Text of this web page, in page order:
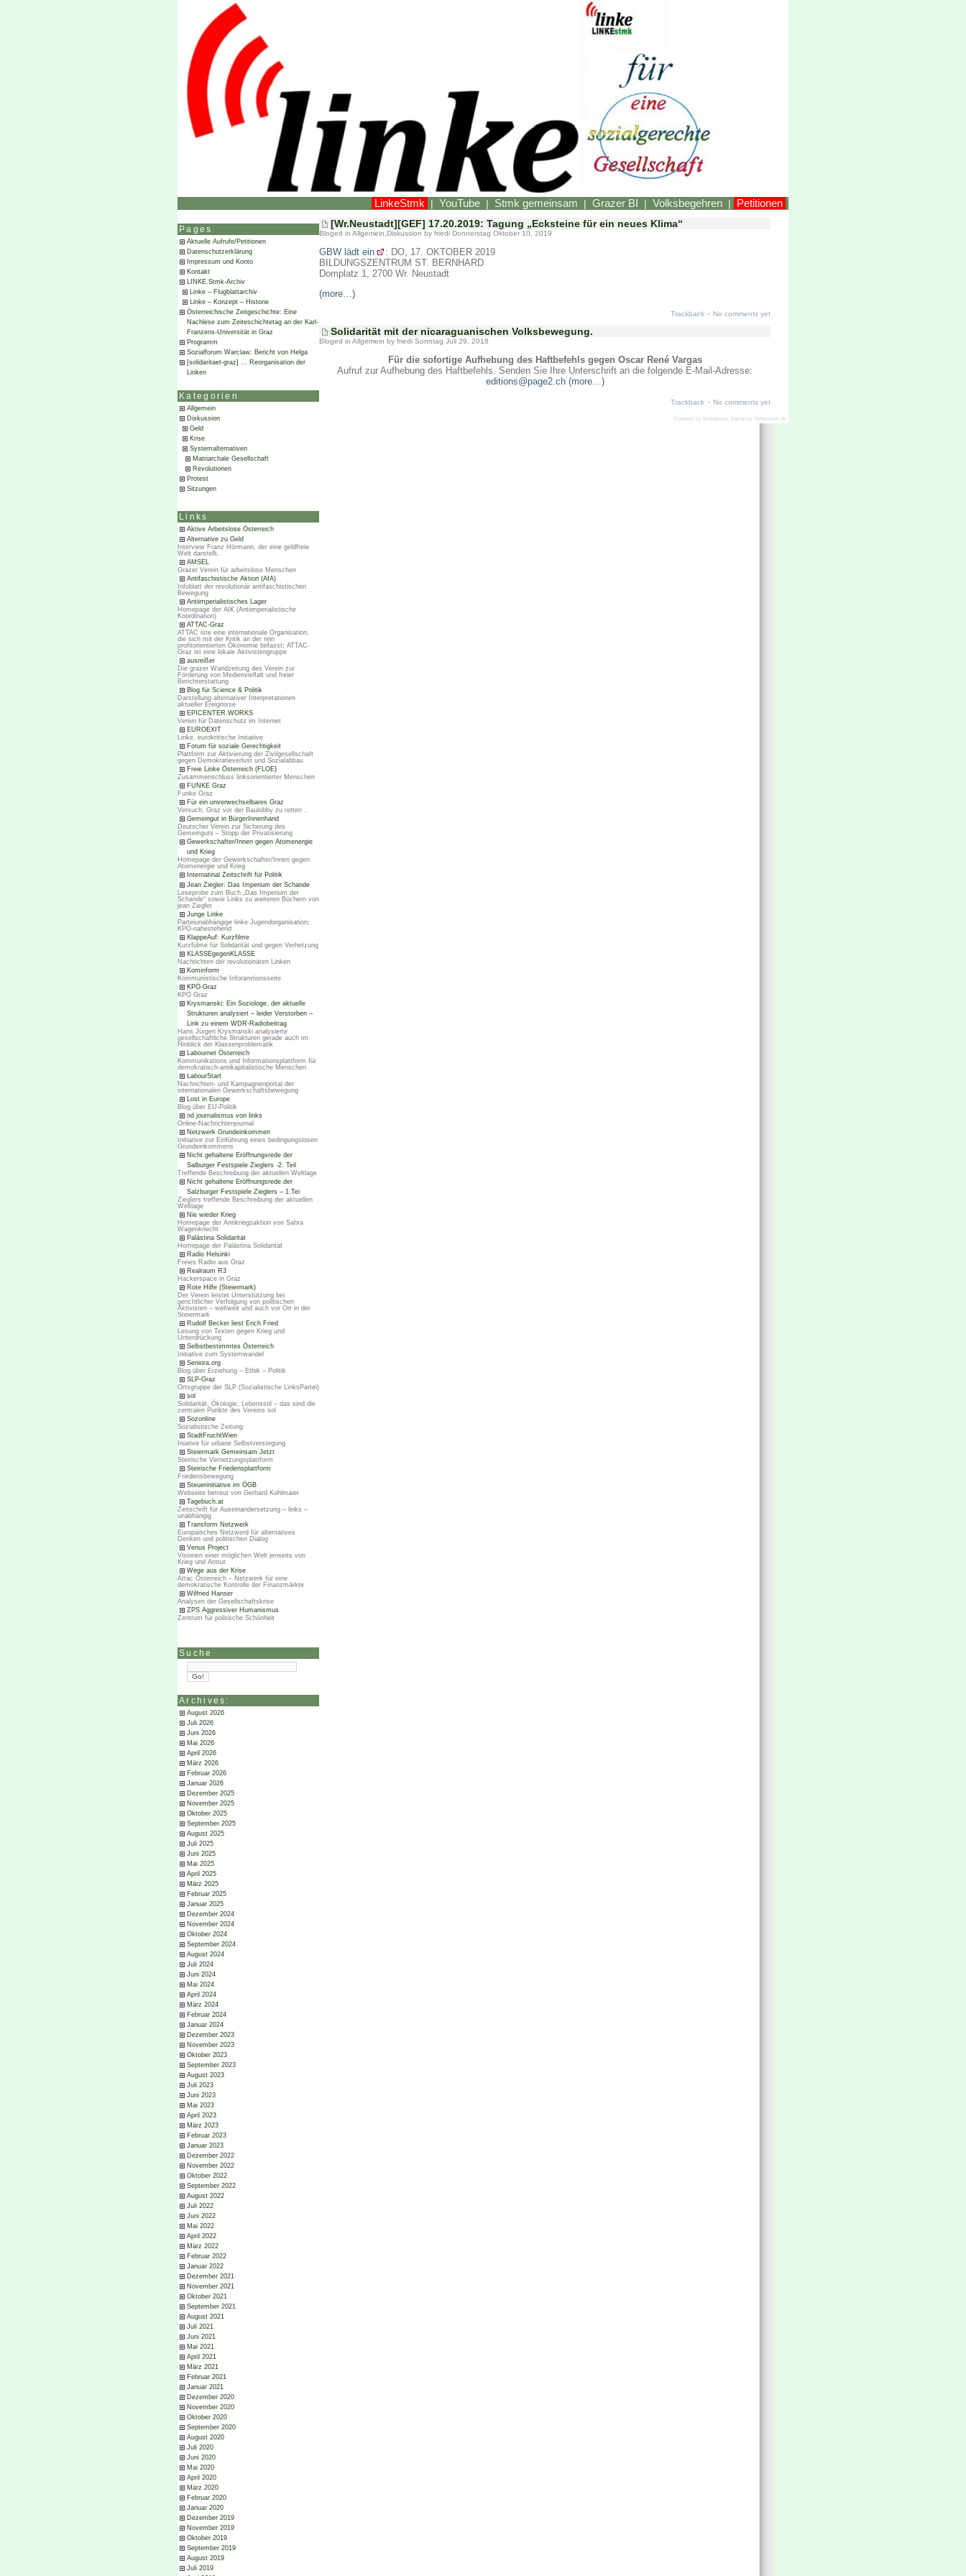
LinkeStmk | YouTube | Stmk gemeinsam | Grazer BI | Volksbegehren | Petitionen
Pages
Aktuelle Aufrufe/Petitionen
Datenschutzerklärung
Impressum und Konto
Kontakt
LINKE.Stmk-Archiv
Linke – Flugblattarchiv
Linke – Konzept – Historie
Österreichische Zeitgeschichte: Eine
Nachlese zum Zeiteschichtetag an der Karl-
Franzens-Universität in Graz
Programm
Sozialforum Warclaw: Bericht von Helga
[solidaritaet-graz] … Reorganisation der
Linken
Kategorien
Allgemein
Diskussion
Geld
Krise
Systemalternativen
Matriarchale Gesellschaft
Revolutionen
Protest
Sitzungen
Links
Aktive Arbeitslose Österreich
Alternative zu Geld
Interview Franz Hörmann, der eine geldfreie
Welt darstellt.
AMSEL
Grazer Verein für arbeitslose Menschen
Antifaschistische Aktion (AfA)
Infoblatt der revolutionär antifaschistischen
Bewegung
Antiimperialistisches Lager
Homepage der AIK (Antiimperialistische
Koordination)
ATTAC-Graz
ATTAC iste eine internationale Organisation,
die sich mit der Kritik an der rein
profitorientierten Ökonomie befasst; ATTAC-
Graz ist eine lokale Aktivistengruppe
ausreißer
Die grazer Wandzeitung des Verein zur
Förderung von Medienvielfalt und freier
Berichterstattung
Blog für Science & Politik
Darstellung alternativer Interpretationen
aktueller Ereignisse
EPICENTER.WORKS
Verein für Datenschutz im Internet
EUROEXIT
Linke, eurokritische Initiative
Forum für soziale Gerechtigkeit
Plattform zur Aktivierung der Zivilgesellschaft
gegen Demokratieverlust und Sozialabbau
Freie Linke Österreich (FLOE)
Zusammenschluss linksorientierter Menschen
FUNKE Graz
Funke Graz
Für ein unverwechselbares Graz
Versuch, Graz vor der Baulobby zu retten ..
Gemeingut in BürgerInnenhand
Deutscher Verein zur Sicherung des
Gemeinguts – Stopp der Privatisierung
Gewerkschafter/Innen gegen Atomenergie
und Krieg
Homepage der Gewerkschafter/Innen gegen
Atomenergie und Krieg
Internatinal Zeitschrift für Politik
Jean Ziegler: Das Imperium der Schande
Leseprobe zum Buch „Das Imperium der
Schande“ sowie Links zu weiteren Büchern von
jean Ziegler
Junge Linke
Parteiunabhängige linke Jugendorganisation;
KPÖ-nahestehend
KlappeAuf: Kurzfilme
Kurzfülme für Solidarität und gegen Verhetzung
KLASSEgegenKLASSE
Nachrichten der revolutionären Linken
Kominform
Kommunistische Inforamtionsseite
KPÖ-Graz
KPÖ Graz
Krysmanski: Ein Soziologe, der aktuelle
Strukturen analysiert – leider Verstorben –
Link zu einem WDR-Radiobeitrag
Hans Jürgen Krysmanski analysierte
gesellschaftliche Strukturen gerade auch im
Hinblick der Klassenproblematik
Labournet Österreich
Kommunikations und Informationsplattform für
demokratisch-antikapitalistische Menschen
LabourStart
Nachrichten- und Kampagnenportal der
internationalen Gewerkschaftsbewegung
Lost in Europe
Blog über EU-Politik
nd journalismus von links
Online-Nachrichtenjournal
Netzwerk Grundeinkommen
Initiative zur Einführung eines bedingungslosen
Grundeinkommens
Nicht gehaltene Eröffnungsrede der
Salburger Festspiele Zieglers -2. Teil
Treffende Beschreibung der aktuellen Weltlage
Nicht gehaltene Eröffnungsrede der
Salzburger Festspiele Zieglers – 1.Tei
Zieglers treffende Beschreibung der aktuellen
Weltlage
Nie wieder Krieg
Homepage der Antikriegsaktion von Sahra
Wagenknecht
Palästina Solidarität
Homepage der Palästina Solidarität
Radio Helsinki
Freies Radio aus Graz
Realraum R3
Hackerspace in Graz
Rote Hilfe (Steiermark)
Der Verein leistet Unterstützung bei
gerichtlicher Verfolgung von politischen
Aktivisten – weltweit und auch vor Ort in der
Steiermark
Rudolf Becker liest Erich Fried
Lesung von Texten gegen Krieg und
Unterdrückung
Selbstbestimmtes Österreich
Initiative zum Systemwandel
Seniora.org
Blog über Erziehung – Ethik – Politik
SLP-Graz
Ortsgruppe der SLP (Sozialistische LinksPartei)
sol
Solidarität, Ökologie, Lebensstil – das sind die
zentralen Punkte des Vereins sol
Sozonline
Sozialistische Zeitung
StadtFruchtWien
Iniative für urbane Selbstversorgung
Steiermark Gemeinsam Jetzt
Steirische Vernetzungsplattform
Steirische Friedensplattform
Friedensbewegung
Steuerinitiative im ÖGB
Webseite betreut von Gerhard Kohlmaier
Tagebuch.at
Zeitschrift für Auseinandersetzung – links –
unabhängig
Transform Netzwerk
Europäisches Netzwerd für alternatives
Denken und politischen Dialog
Venus Project
Visionen einer möglichen Welt jenseits von
Krieg und Armut
Wege aus der Krise
Attac Österreich – Netzwerk für eine
demokratische Kontrolle der Finanzmärkte
Wilfried Hanser
Analysen der Gesellschaftskrise
ZPS Aggressiver Humanismus
Zentrum für politische Schönheit
Suche
Archives:
August 2026
Juli 2026
Juni 2026
Mai 2026
April 2026
März 2026
Februar 2026
Januar 2026
Dezember 2025
November 2025
Oktober 2025
September 2025
August 2025
Juli 2025
Juni 2025
Mai 2025
April 2025
März 2025
Februar 2025
Januar 2025
Dezember 2024
November 2024
Oktober 2024
September 2024
August 2024
Juli 2024
Juni 2024
Mai 2024
April 2024
März 2024
Februar 2024
Januar 2024
Dezember 2023
November 2023
Oktober 2023
September 2023
August 2023
Juli 2023
Juni 2023
Mai 2023
April 2023
März 2023
Februar 2023
Januar 2023
Dezember 2022
November 2022
Oktober 2022
September 2022
August 2022
Juli 2022
Juni 2022
Mai 2022
April 2022
März 2022
Februar 2022
Januar 2022
Dezember 2021
November 2021
Oktober 2021
September 2021
August 2021
Juli 2021
Juni 2021
Mai 2021
April 2021
März 2021
Februar 2021
Januar 2021
Dezember 2020
November 2020
Oktober 2020
September 2020
August 2020
Juli 2020
Juni 2020
Mai 2020
April 2020
März 2020
Februar 2020
Januar 2020
Dezember 2019
November 2019
Oktober 2019
September 2019
August 2019
Juli 2019
[Wr.Neustadt][GEF] 17.20.2019: Tagung „Ecksteine für ein neues Klima“
Bloged in Allgemein Diskussion by friedi Donnerstag Oktober 10, 2019
GBW lädt ein
: DO, 17. OKTOBER 2019
BILDUNGSZENTRUM ST. BERNHARD
Domplatz 1, 2700 Wr. Neustadt
(more…)
Trackback · No comments yet
Solidarität mit der nicaraguanischen Volksbewegung.
Bloged in Allgemein by friedi Sonntag Juli 29, 2018
Für die sofortige Aufhebung des Haftbefehls gegen Oscar René Vargas
Aufruf zur Aufhebung des Haftbefehls. Senden Sie Ihre Unterschrift an die folgende E-Mail-Adresse:
editions@page2.ch (more…)
Trackback · No comments yet
Powered by Wordpress , theme by Dimension 2k